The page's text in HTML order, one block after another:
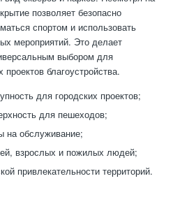
позволяет безопасно
спортом и использовать
мероприятий. Это делает
выбором для
благоустройства.
для городских проектов;
для пешеходов;
на обслуживание;
взрослых и пожилых людей;
привлекательности территорий.